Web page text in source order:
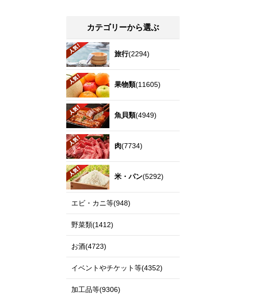
カテゴリーから選ぶ
旅行(2294)
果物類(11605)
魚貝類(4949)
肉(7734)
米・パン(5292)
エビ・カニ等(948)
野菜類(1412)
お酒(4723)
イベントやチケット等(4352)
加工品等(9306)